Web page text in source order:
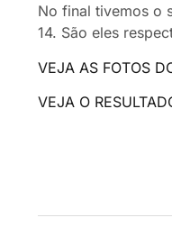
No final tivemos o
14. São eles
VEJA AS FOTOS
VEJA O